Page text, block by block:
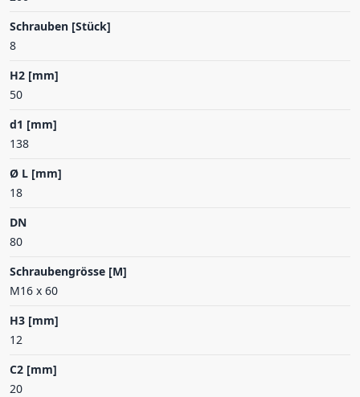
Schrauben [Stück]
8
H2 [mm]
50
d1 [mm]
138
Ø L [mm]
18
DN
80
Schraubengrösse [M]
M16 x 60
H3 [mm]
12
C2 [mm]
20